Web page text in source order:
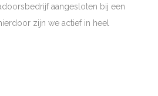
aangesloten bij een
zijn we actief in heel